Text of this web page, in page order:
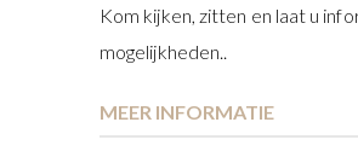
Kom kijken, zitten en laat u
mogelijkheden..
MEER INFORMATIE